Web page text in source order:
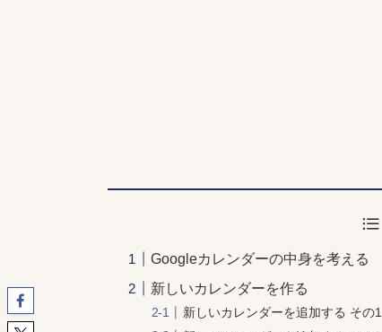
Googleカレンダーの中身を考える
新しいカレンダーを作る
新しいカレンダーを追加する その1